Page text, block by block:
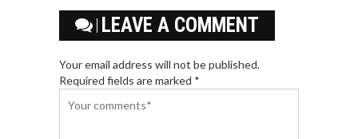
LEAVE A COMMENT
Your email address will not be published.
Required fields are marked *